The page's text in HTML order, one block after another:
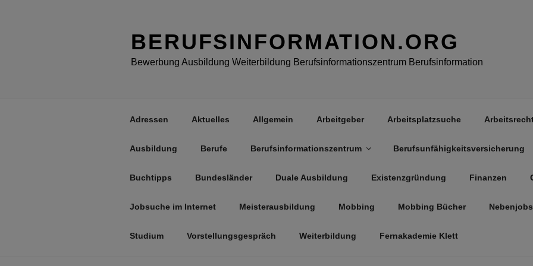
BERUFSINFORMATION.ORG
Bewerbung Ausbildung Weiterbildung Berufsinformationszentrum Berufsinformation
Adressen Aktuelles Allgemein Arbeitgeber Arbeitsplatzsuche
Ausbildung Berufe Berufsinformationszentrum Berufsunfähigkeitsversicherung
Buchtipps Bundesländer Duale Ausbildung Existenzgründung Finanzen
Jobsuche im Internet Meisterausbildung Mobbing Mobbing Bücher Nebenjobs
Studium Vorstellungsgespräch Weiterbildung Fernakademie Klett